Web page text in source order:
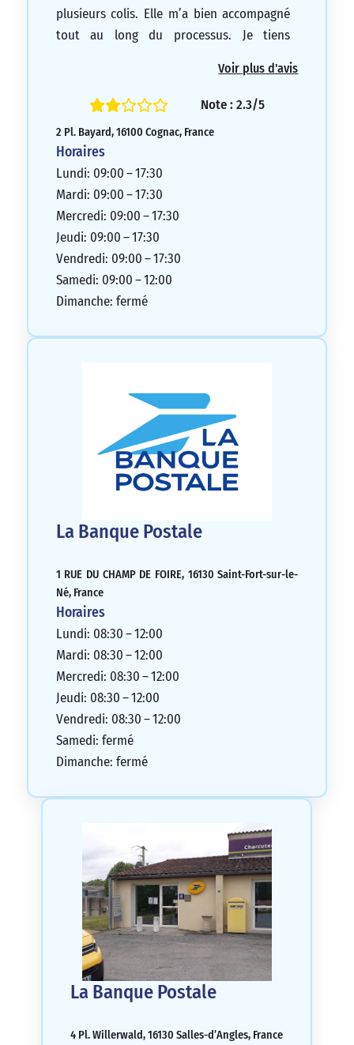
plusieurs colis. Elle m’a bien accompagné
tout au long du processus. Je tiens
sommes toujours bien accueillis dans cette
agence de La Poste.
Voir plus d'avis
Note : 2.3/5
2 Pl. Bayard, 16100 Cognac, France
Horaires
Lundi: 09:00 – 17:30
Mardi: 09:00 – 17:30
Mercredi: 09:00 – 17:30
Jeudi: 09:00 – 17:30
Vendredi: 09:00 – 17:30
Samedi: 09:00 – 12:00
Dimanche: fermé
La Banque Postale
1 RUE DU CHAMP DE FOIRE, 16130 Saint-Fort-sur-le-
Né, France
Horaires
Lundi: 08:30 – 12:00
Mardi: 08:30 – 12:00
Mercredi: 08:30 – 12:00
Jeudi: 08:30 – 12:00
Vendredi: 08:30 – 12:00
Samedi: fermé
Dimanche: fermé
La Banque Postale
4 Pl. Willerwald, 16130 Salles-d’Angles, France